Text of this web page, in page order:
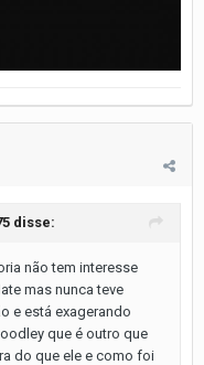
disse:
não tem interesse
mas nunca teve
e está exagerando
que é outro que
do que ele e como foi